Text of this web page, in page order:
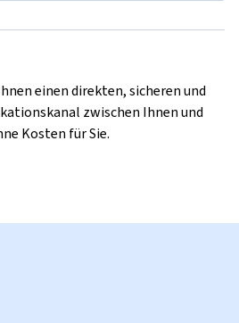
einen direkten, sicheren und
zwischen Ihnen und
Kosten für Sie.